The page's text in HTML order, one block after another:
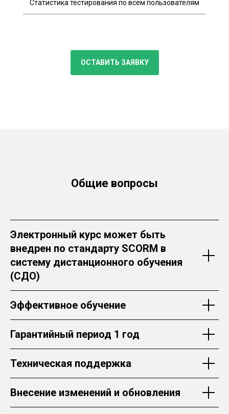
Статистика тестирования по всем пользователям
ОСТАВИТЬ ЗАЯВКУ
Общие вопросы
Электронный курс может быть
внедрен по стандарту SCORM в
систему дистанционного обучения
(СДО)
Эффективное обучение
Гарантийный период 1 год
Техническая поддержка
Внесение изменений и обновления